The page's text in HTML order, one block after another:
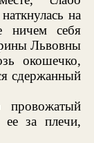
на
ничем себя
Львовны
окошечко,
сдержанный
за плечи,